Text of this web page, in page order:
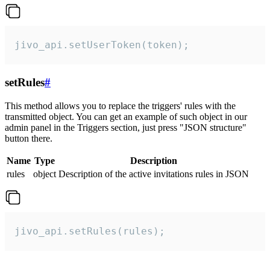
jivo_api.setUserToken(token);
setRules#
This method allows you to replace the triggers' rules with the
transmitted object. You can get an example of such object in our
admin panel in the Triggers section, just press "JSON structure"
button there.
Name Type
Description
rules
object Description of the active invitations rules in JSON
jivo_api.setRules(rules);